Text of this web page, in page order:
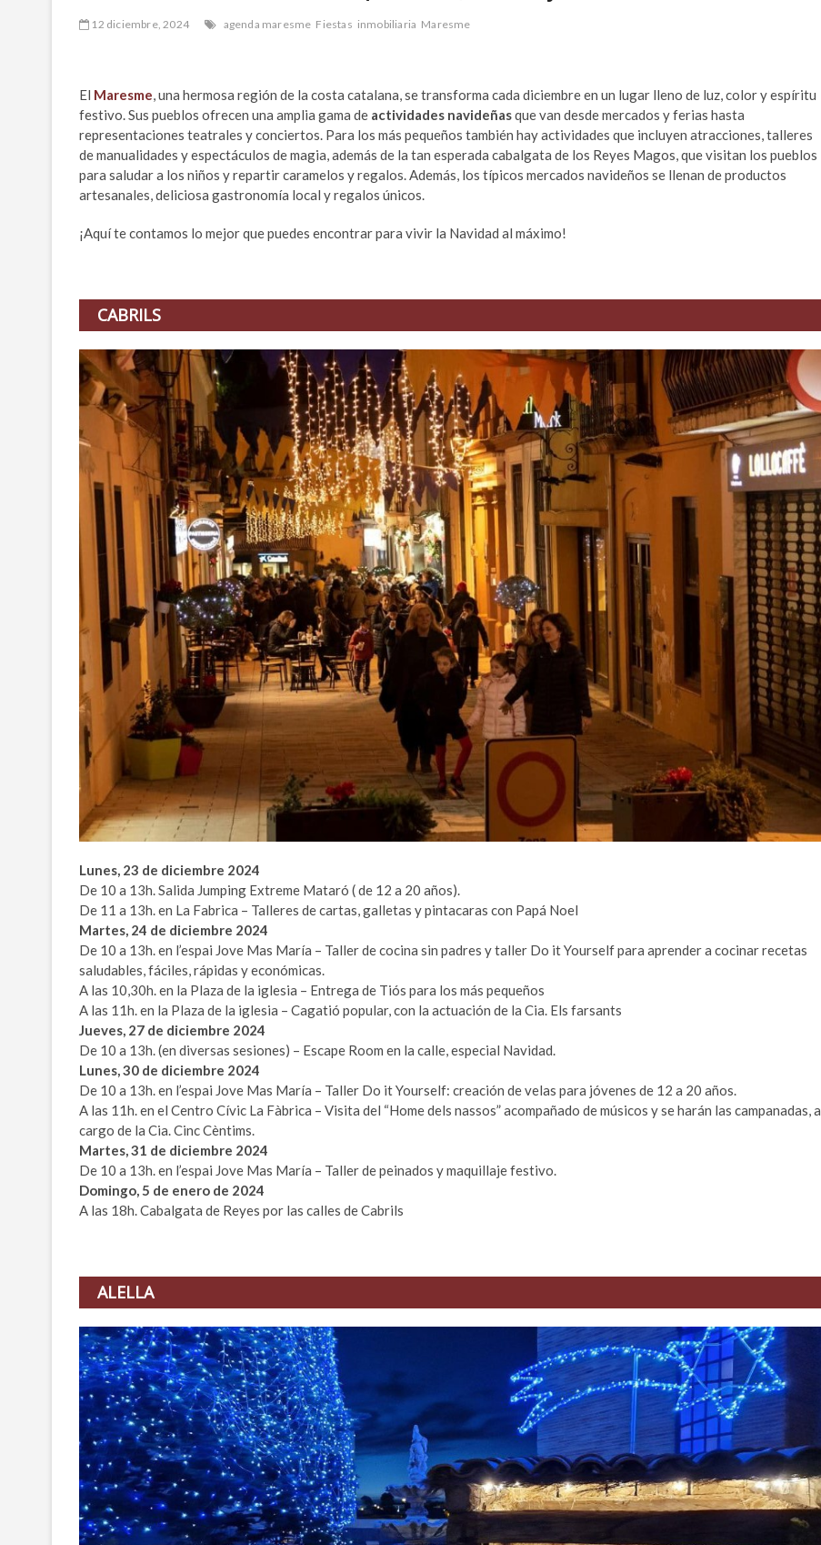
12 diciembre, 2024 agenda maresme Fiestas inmobiliaria Maresme
El Maresme, una hermosa región de la costa catalana, se transforma cada diciembre en un lugar lleno de luz, color y espíritu
festivo. Sus pueblos ofrecen una amplia gama de actividades navideñasque van desde mercados y ferias hasta
representaciones teatrales y conciertos. Para los más pequeños también hay actividades que incluyen atracciones, talleres
de manualidades y espectáculos de magia, además de la tan esperada cabalgata de los Reyes Magos, que visitan los pueblos
para saludar a los niños y repartir caramelos y regalos. Además, los típicos mercados navideños se llenan de productos
artesanales, deliciosa gastronomía local y regalos únicos.
¡Aquí te contamos lo mejor que puedes encontrar para vivir la Navidad al máximo!
CABRILS
Lunes, 23 de diciembre 2024
De 10 a 13h. Salida Jumping Extreme Mataró ( de 12 a 20 años).
De 11 a 13h. en La Fabrica – Talleres de cartas, galletas y pintacaras con Papá Noel
Martes, 24 de diciembre 2024
De 10 a 13h. en l’espai Jove Mas María – Taller de cocina sin padres y taller Do it Yourself para aprender a cocinar recetas
saludables, fáciles, rápidas y económicas.
A las 10,30h. en la Plaza de la iglesia – Entrega de Tiós para los más pequeños
A las 11h. en la Plaza de la iglesia – Cagatió popular, con la actuación de la Cia. Els farsants
Jueves, 27 de diciembre 2024
De 10 a 13h. (en diversas sesiones) – Escape Room en la calle, especial Navidad.
Lunes, 30 de diciembre 2024
De 10 a 13h. en l’espai Jove Mas María – Taller Do it Yourself: creación de velas para jóvenes de 12 a 20 años.
A las 11h. en el Centro Cívic La Fàbrica – Visita del “Home dels nassos” acompañado de músicos y se harán las campanadas, a
cargo de la Cia. Cinc Cèntims.
Martes, 31 de diciembre 2024
De 10 a 13h. en l’espai Jove Mas María – Taller de peinados y maquillaje festivo.
Domingo, 5 de enero de 2024
A las 18h. Cabalgata de Reyes por las calles de Cabrils
ALELLA